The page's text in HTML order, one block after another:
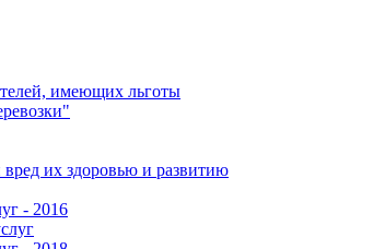
имеющих льготы
их здоровью и развитию
- 2016